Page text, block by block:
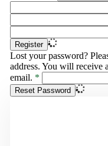
Register
Lost your password?
address. You will receive
email. *
Reset Password